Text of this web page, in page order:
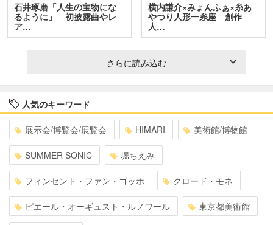
石井琢磨「人生の宝物にな
るように」 初披露曲やレ
ア…
横内謙介×みょんふぁ×糸あ
やつり人形一糸座 創作
人…
さらに読み込む
人気のキーワード
展示会/博覧会/展覧会 HIMARI 美術館/博物館
SUMMER SONIC 堀ちえみ
フィンセント・ファン・ゴッホ クロード・モネ
ピエール・オーギュスト・ルノワール 東京都美術館